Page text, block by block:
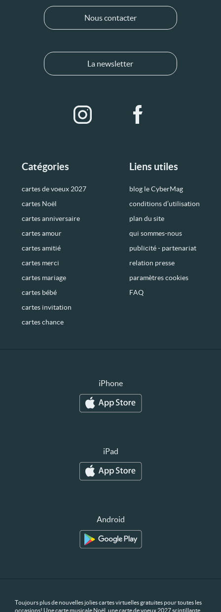
Catégories
cartes de voeux 2027
cartes Noël
cartes anniversaire
cartes amour
cartes amitié
cartes merci
cartes mariage
cartes bébé
cartes invitation
cartes chance
Liens utiles
blog le CyberMag
conditions d’utilisation
plan du site
qui sommes-nous
publicité - partenariat
relation presse
paramètres cookies
FAQ
Nous contacter
La newsletter
iPhone
iPad
Android
Toujours plus de nouvelles jolies cartes virtuelles gratuites pour toutes les
occasions! Une carte musicale Noël, une carte de voeux 2027 scintillante,